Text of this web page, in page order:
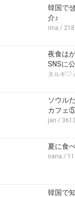
韓国で
介♪
rina /
夜食は
SNSに
タルギ♡
ソウル
カフェ
jan /
夏に食
nana /
韓国で